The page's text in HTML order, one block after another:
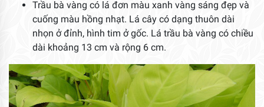
Trầu bà vàng có lá đơn màu xanh vàng sáng đẹp và
cuống màu hồng nhạt. Lá cây có dạng thuôn dài
nhọn ở đỉnh, hình tim ở gốc. Lá trầu bà vàng có chiều
dài khoảng 13 cm và rộng 6 cm.